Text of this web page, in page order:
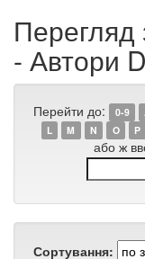
Перегляд
- Автори
Перейти до: 0-9
L
M N O P
або ж
Сортування: